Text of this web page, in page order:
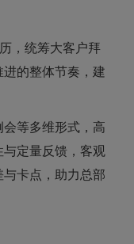
，统筹大客户拜
的整体节奏，建
等多维形式，高
定量反馈，客观
卡点，助力总部